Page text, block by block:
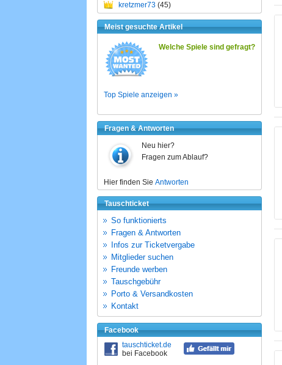
kretzmer73 (45)
Meist gesuchte Artikel
Welche Spiele sind gefragt?
Top Spiele anzeigen »
Fragen & Antworten
Neu hier?
Fragen zum Ablauf?
Hier finden Sie Antworten
Tauschticket
So funktionierts
Fragen & Antworten
Infos zur Ticketvergabe
Mitglieder suchen
Freunde werben
Tauschgebühr
Porto & Versandkosten
Kontakt
Facebook
tauschticket.de
bei Facebook